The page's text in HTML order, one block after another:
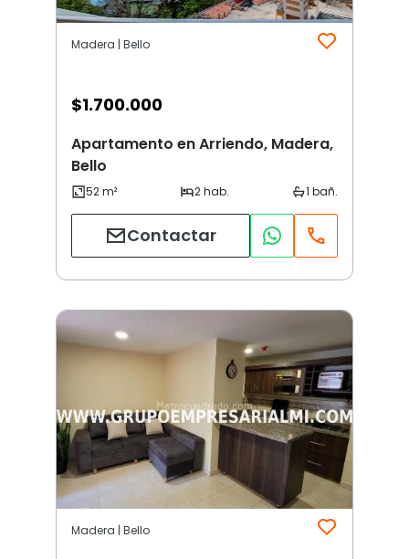
Madera | Bello
$1.700.000
Apartamento en Arriendo, Madera,
Bello
Contactar
Madera | Bello